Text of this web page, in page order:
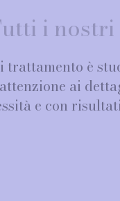
i
trattamento è
ai
e con